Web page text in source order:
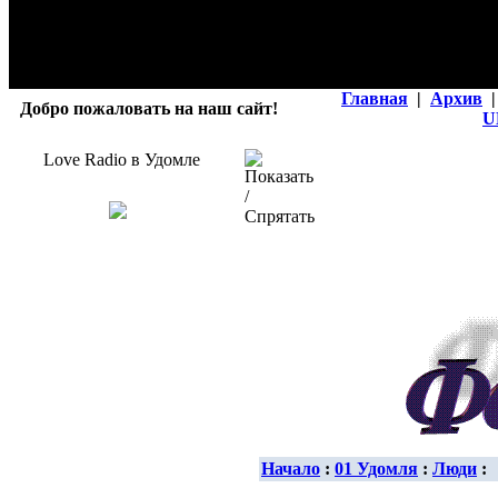
Добро пожаловать на наш сайт!
Главная | Архив |
Love Radio в Удомле
Начало : 01 Удомля : Люди :